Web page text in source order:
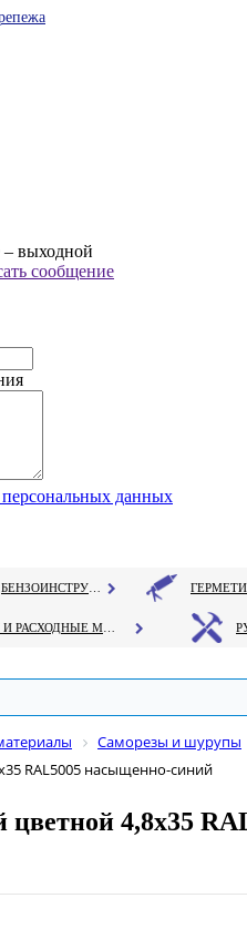
– выходной
сообщение
персональных данных
Саморезы и шурупы
RAL5005 насыщенно-синий
цветной 4,8х35